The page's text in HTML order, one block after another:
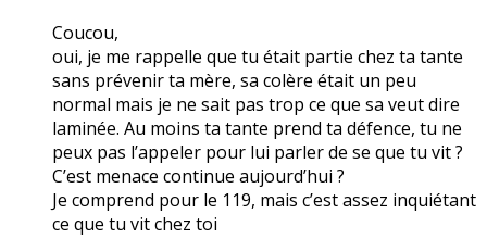
Coucou,
oui, je me rappelle que tu était partie chez ta tante
sans prévenir ta mère, sa colère était un peu
normal mais je ne sait pas trop ce que sa veut dire
laminée. Au moins ta tante prend ta défence, tu ne
peux pas l’appeler pour lui parler de se que tu vit ?
C’est menace continue aujourd’hui ?
Je comprend pour le 119, mais c’est assez inquiétant
ce que tu vit chez toi